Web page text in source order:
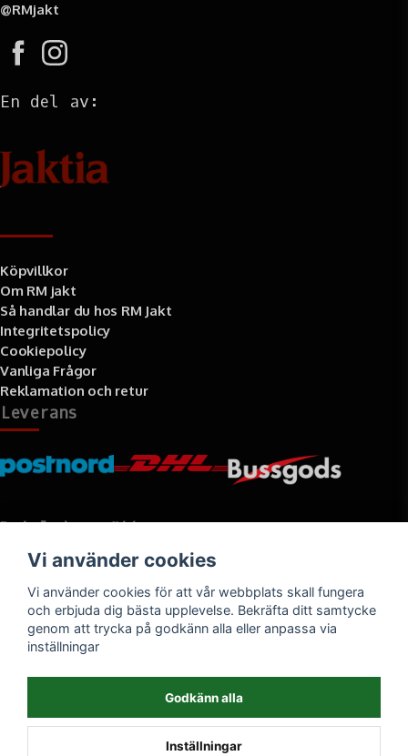
@RMjakt
En del av:
Köpvillkor
Om RM jakt
Så handlar du hos RM Jakt
Integritetspolicy
Cookiepolicy
Vanliga Frågor
Reklamation och retur
Leverans
Betalningssätt
Vi använder cookies
Vi använder cookies för att vår webbplats skall fungera
och erbjuda dig bästa upplevelse. Bekräfta ditt samtycke
genom att trycka på godkänn alla eller anpassa via
inställningar
Godkänn alla
Inställningar